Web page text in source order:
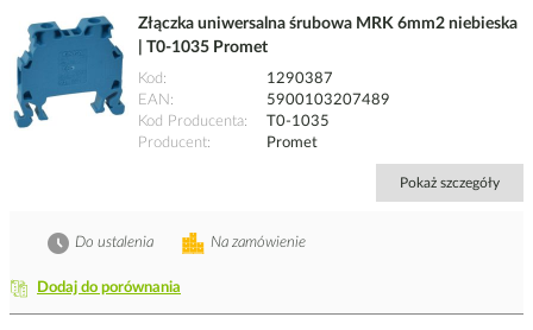
Złączka uniwersalna śrubowa MRK 6mm2 niebieska
| T0-1035 Promet
Kod
1290387
EAN
5900103207489
Kod Producenta
T0-1035
Producent
Promet
Pokaż szczegóły
Dodaj do porównania
Na zamówienie
Do ustalenia